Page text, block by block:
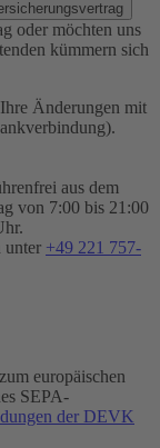
oder möchten uns
kümmern sich
Ihre Änderungen mit
aus dem
von 7:00 bis 21:00
unter +49 221 757-
europäischen
SEPA-
der DEVK